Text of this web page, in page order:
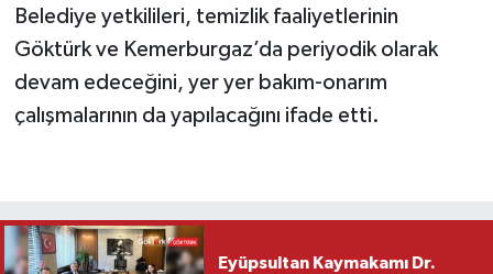
Belediye yetkilileri, temizlik faaliyetlerinin
Göktürk ve Kemerburgaz’da periyodik olarak
devam edeceğini, yer yer bakım-onarım
çalışmalarının da yapılacağını ifade etti.
Eyüpsultan Kaymakamı Dr.